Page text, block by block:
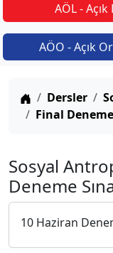
AÖL - Açık
AÖO - Açık
Anasayfa
Dersler
Final
Sosyal
Deneme
10 Haziran